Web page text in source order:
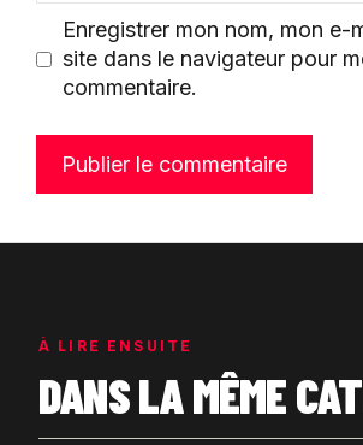
Enregistrer mon nom, mon e-
site dans le navigateur pour
commentaire.
À LIRE ENSUITE
DANS LA MÊME